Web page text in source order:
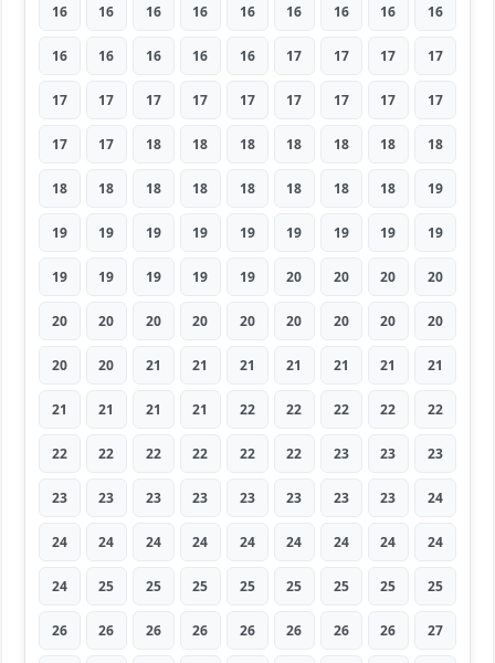
16 16 16 16 16 16 16 16 16
16 16 16 16 16 17 17 17 17
17 17 17 17 17 17 17 17 17
17 17 18 18 18 18 18 18 18
18 18 18 18 18 18 18 18 19
19 19 19 19 19 19 19 19 19
19 19 19 19 19 20 20 20 20
20 20 20 20 20 20 20 20 20
20 20 21 21 21 21 21 21 21
21 21 21 21 22 22 22 22 22
22 22 22 22 22 22 23 23 23
23 23 23 23 23 23 23 23 24
24 24 24 24 24 24 24 24 24
24 25 25 25 25 25 25 25 25
26 26 26 26 26 26 26 26 27